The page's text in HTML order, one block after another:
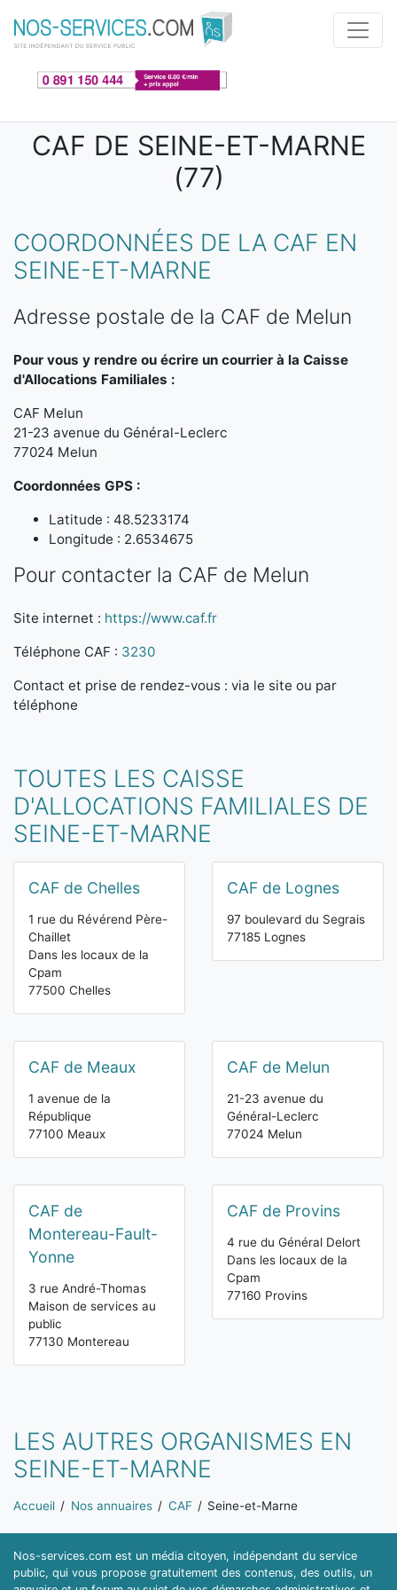
Aller au contenu principal
CAF DE SEINE-ET-MARNE
(77)
COORDONNÉES DE LA CAF EN
SEINE-ET-MARNE
Adresse postale de la CAF de Melun
Pour vous y rendre ou écrire un courrier à la Caisse
d'Allocations Familiales :
CAF Melun
21-23 avenue du Général-Leclerc
77024 Melun
Coordonnées GPS :
Latitude : 48.5233174
Longitude : 2.6534675
Pour contacter la CAF de Melun
Site internet : https://www.caf.fr
Téléphone CAF : 3230
Contact et prise de rendez-vous : via le site ou par
téléphone
TOUTES LES CAISSE
D'ALLOCATIONS FAMILIALES DE
SEINE-ET-MARNE
CAF de Chelles
1 rue du Révérend Père-
Chaillet
Dans les locaux de la
Cpam
77500 Chelles
CAF de Lognes
97 boulevard du Segrais
77185 Lognes
CAF de Meaux
1 avenue de la
République
77100 Meaux
CAF de Melun
21-23 avenue du
Général-Leclerc
77024 Melun
CAF de
Montereau-Fault-
Yonne
3 rue André-Thomas
Maison de services au
public
77130 Montereau
CAF de Provins
4 rue du Général Delort
Dans les locaux de la
Cpam
77160 Provins
LES AUTRES ORGANISMES EN
SEINE-ET-MARNE
Vous êtes ici:
Accueil Nos annuaires CAF Seine-et-Marne
Nos-services.com est un média citoyen, indépendant du service
public, qui vous propose gratuitement des contenus, des outils, un